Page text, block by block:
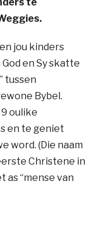
jou kinders
en Sy skatte
tussen
Bybel.
oulike
en te geniet
word. (Die naam
Christene in
as “mense van